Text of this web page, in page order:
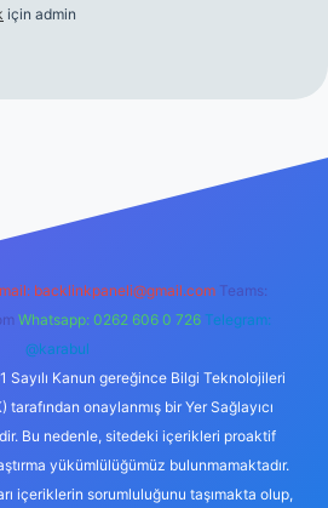
için admin
backlinkpaneli@gmail.com Teams:
Whatsapp: 0262 606 0 726 Telegram:
@karabul
Sayılı Kanun gereğince Bilgi Teknolojileri
onaylanmış bir Yer Sağlayıcı
Bu nedenle, sitedeki içerikleri proaktif
yükümlülüğümüz bulunmamaktadır.
içeriklerin sorumluluğunu taşımakta olup,